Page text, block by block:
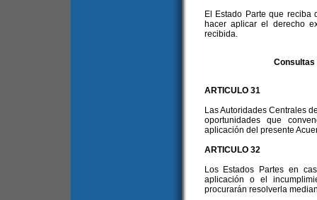
El Estado Parte que
hacer aplicar el derecho
recibida.
Consultas
ARTICULO 31
Las Autoridades Centrales
oportunidades que
aplicación del presente
ARTICULO 32
Los Estados Partes en
aplicación o el
procurarán resolverla